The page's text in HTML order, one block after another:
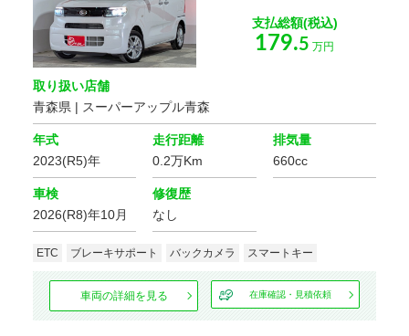
支払総額(税込)
179.5 万円
取り扱い店舗
青森県 | スーパーアップル青森
年式
2023(R5)年
走行距離
0.2万Km
排気量
660cc
車検
2026(R8)年10月
修復歴
なし
ETC ブレーキサポート バックカメラ スマートキー
車両の詳細を見る 在庫確認・見積依頼